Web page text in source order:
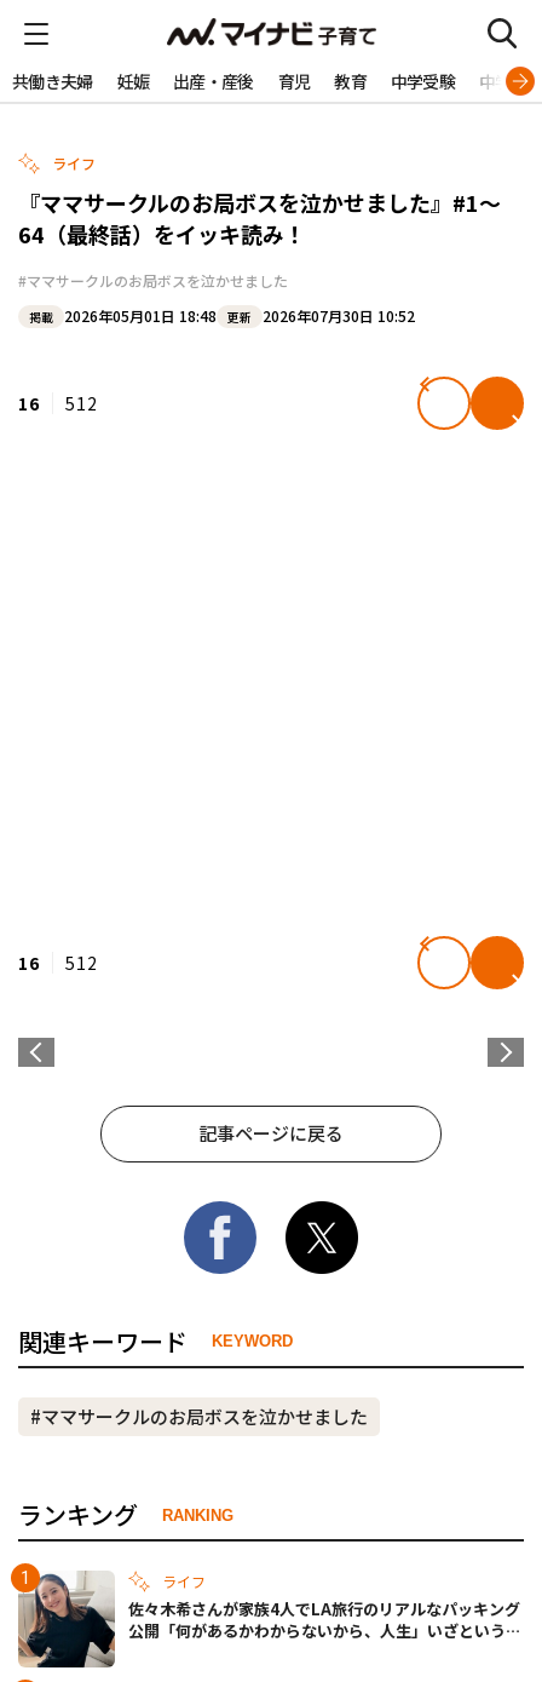
共働き夫婦 妊娠 出産・産後 育児 教育 中学受験 中学生
ライフ
『ママサークルのお局ボスを泣かせました』#1～
64（最終話）をイッキ読み！
#ママサークルのお局ボスを泣かせました
掲載 2026年05月01日 18:48 更新 2026年07月30日 10:52
16 512
16 512
記事ページに戻る
関連キーワード KEYWORD
#ママサークルのお局ボスを泣かせました
ランキング RANKING
ライフ
佐々木希さんが家族4人でLA旅行のリアルなパッキング
公開「何があるかわからないから、人生」いざというと